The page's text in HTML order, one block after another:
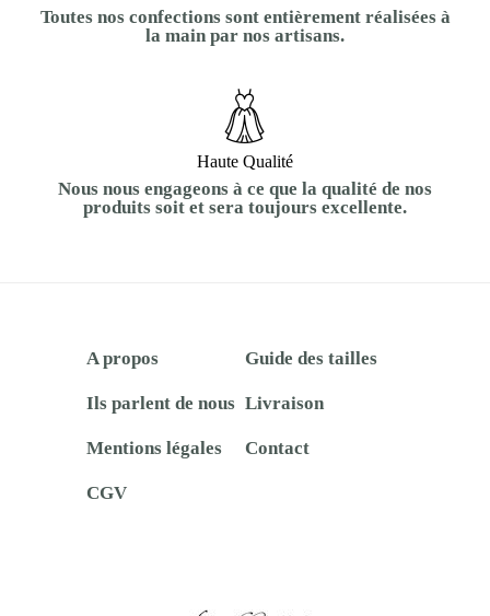
Toutes nos confections sont entièrement réalisées à
la main par nos artisans.
Haute Qualité
Nous nous engageons à ce que la qualité de nos
produits soit et sera toujours excellente.
A propos
Ils parlent de nous
Mentions légales
CGV
Guide des tailles
Livraison
Contact